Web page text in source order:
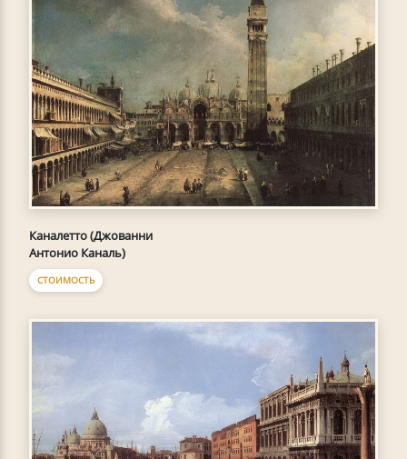
Каналетто (Джованни
Антонио Каналь)
СТОИМОСТЬ